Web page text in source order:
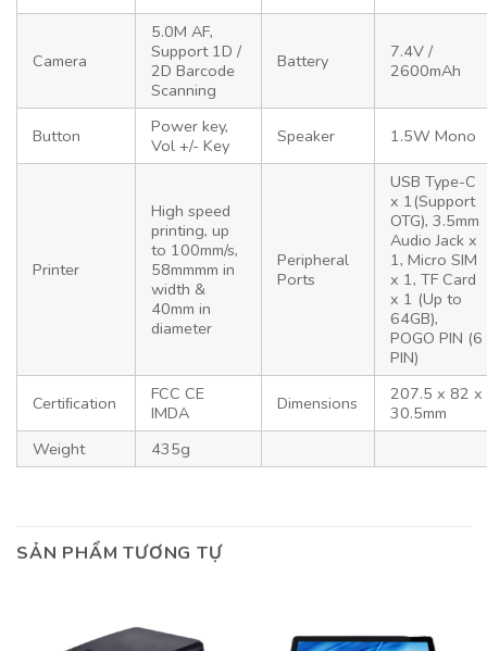
Camera
5.0M AF,
Support 1D /
2D Barcode
Scanning
Battery
7.4V /
2600mAh
Button
Power key,
Vol +/- Key
Speaker 1.5W Mono
Printer
High speed
printing, up
to 100mm/s,
58mmmm in
width &
40mm in
diameter
Peripheral
Ports
USB Type-C
x 1(Support
OTG), 3.5mm
Audio Jack x
1, Micro SIM
x 1, TF Card
x 1 (Up to
64GB),
POGO PIN (6
PIN)
Certiﬁcation
FCC CE
IMDA
Dimensions
207.5 x 82 x
30.5mm
Weight
435g
SẢN PHẨM TƯƠNG TỰ